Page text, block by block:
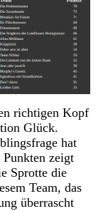
richtigen Kopf
Glück.
hat
zeigt
Sprotte die
Team, das
überrascht